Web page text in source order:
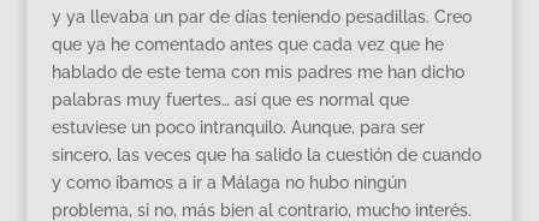
y ya llevaba un par de días teniendo pesadillas. Creo
que ya he comentado antes que cada vez que he
hablado de este tema con mis padres me han dicho
palabras muy fuertes… así que es normal que
estuviese un poco intranquilo. Aunque, para ser
sincero, las veces que ha salido la cuestión de cuando
y como íbamos a ir a Málaga no hubo ningún
problema, si no, más bien al contrario, mucho interés.